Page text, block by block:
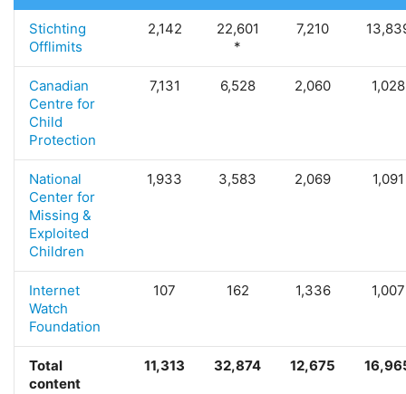
Stichting
Offlimits
2,142
22,601
*
7,210
Canadian
Centre for
Child
Protection
7,131 6,528 2,060 1,028
National
Center for
Missing &
Exploited
Children
1,933 3,583 2,069 1,091
Internet
Watch
Foundation
107 162 1,336 1,007
Total
content
11,313 32,874 12,675